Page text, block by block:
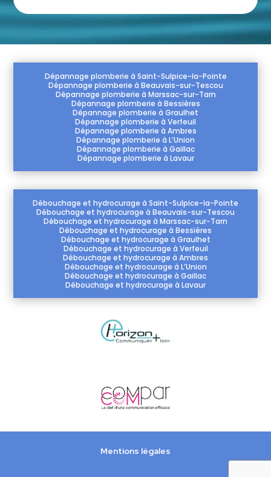
Dépannage plomberie à Saint-Sulpice-la-Pointe
Dépannage plomberie à Beauvais-sur-Tescou
Dépannage plomberie à Marssac-sur-Tarn
Dépannage plomberie à Bessières
Dépannage plomberie à Graulhet
Dépannage plomberie à Verfeuil
Dépannage plomberie à Ambres
Dépannage plomberie à L’Union
Dépannage plomberie à Gaillac
Dépannage plomberie à Lavaur
Débouchage et hydrocurage à Saint-Sulpice-la-Pointe
Débouchage et hydrocurage à Beauvais-sur-Tescou
Débouchage et hydrocurage à Marssac-sur-Tarn
Débouchage et hydrocurage à Bessières
Débouchage et hydrocurage à Graulhet
Débouchage et hydrocurage à Verfeuil
Débouchage et hydrocurage à Ambres
Débouchage et hydrocurage à L’Union
Débouchage et hydrocurage à Gaillac
Débouchage et hydrocurage à Lavaur
Mentions légales